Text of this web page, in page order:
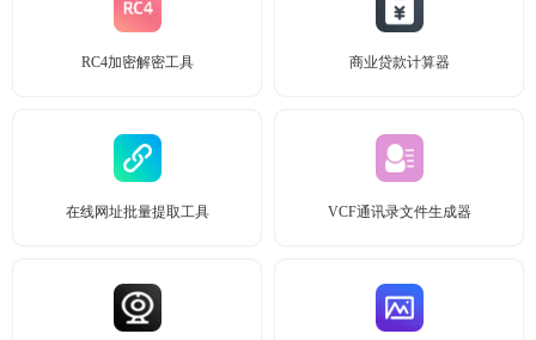
RC4加密解密工具 商业贷款计算器
在线网址批量提取工具 VCF通讯录文件生成器